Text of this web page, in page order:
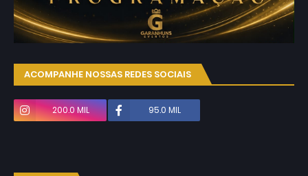
ACOMPANHE NOSSAS REDES SOCIAIS
200.0 MIL 95.0 MIL